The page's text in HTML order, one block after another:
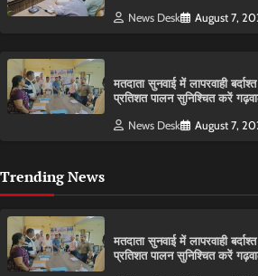
News Desk August 7,
मतदाता सुनवाई में लापरवाही
प्रतिशत पालन सुनिश्चित करें
News Desk August 7,
Trending News
मतदाता सुनवाई में लापरवाही
प्रतिशत पालन सुनिश्चित करें